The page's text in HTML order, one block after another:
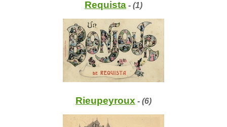
Requista - (1)
Rieupeyroux - (6)